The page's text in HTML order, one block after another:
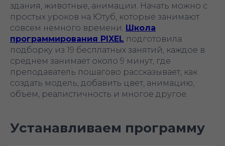
здания, животные, анимации. Начать можно с
простых уроков на Ютуб, которые занимают
совсем немного времени. Школа
программирования PIXEL подготовила
подборку из 19 бесплатных занятий, каждое в
среднем занимает около 9 минут, где
преподаватель пошагово рассказывает, как
создать модель, добавить цвет, анимацию,
объем, реалистичность и многое другое.
Устанавливаем программу